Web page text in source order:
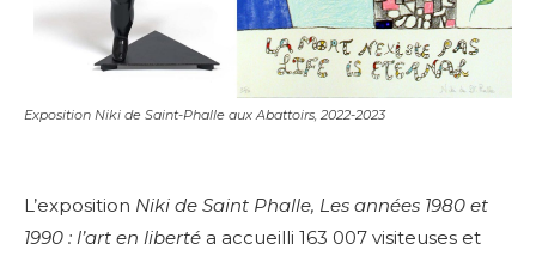
Exposition Niki de Saint-Phalle aux Abattoirs, 2022-2023
L’exposition Niki de Saint Phalle, Les années 1980 et
1990 : l’art en liberté a accueilli 163 007 visiteuses et